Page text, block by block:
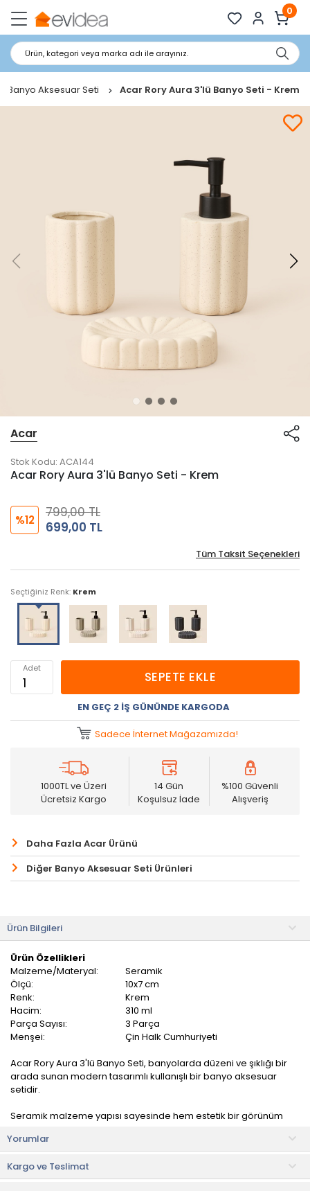
0
Ürün, kategori veya marka adı ile arayınız.
Banyo Aksesuar Seti Acar Rory Aura 3'lü Banyo Seti - Krem
Acar
Stok Kodu: ACA144
Acar Rory Aura 3'lü Banyo Seti - Krem
%12
799,00 TL
699,00 TL
Tüm Taksit Seçenekleri
Seçtiğiniz Renk: Krem
Adet
SEPETE EKLE
EN GEÇ 2 İŞ GÜNÜNDE KARGODA
Sadece İnternet Mağazamızda!
1000TL ve Üzeri
Ücretsiz Kargo
14 Gün
Koşulsuz İade
%100 Güvenli
Alışveriş
Daha Fazla Acar Ürünü
Diğer Banyo Aksesuar Seti Ürünleri
Ürün Bilgileri
Ürün Özellikleri
Malzeme/Materyal:
Seramik
Ölçü:
10x7 cm
Renk:
Krem
Hacim:
310 ml
Parça Sayısı:
3 Parça
Menşei:
Çin Halk Cumhuriyeti
Acar Rory Aura 3'lü Banyo Seti, banyolarda düzeni ve şıklığı bir
arada sunan modern tasarımlı kullanışlı bir banyo aksesuar
setidir.
Seramik malzeme yapısı sayesinde hem estetik bir görünüm
zarif tasarımı sayesinde farklı banyo dekorasyon stilleriyle
kolayca uyum sağlayarak banyolara dekoratif bir dokunuş
kazandırır.
Yorumlar
Kargo ve Teslimat